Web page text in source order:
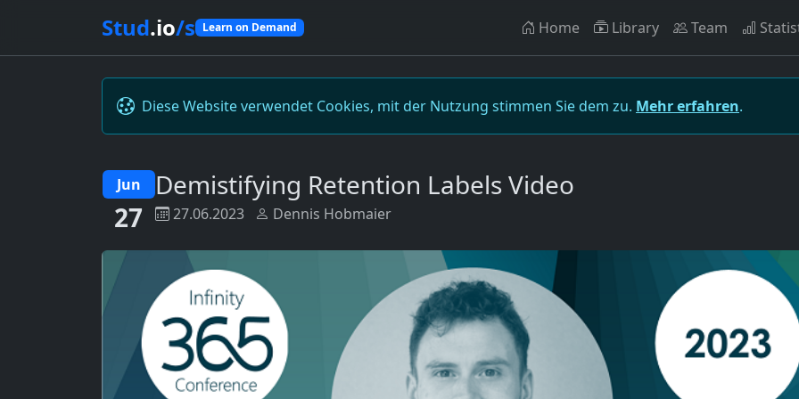
Stud.io/s Learn on Demand Home Library Team
Diese Website verwendet Cookies, mit der Nutzung stimmen Sie dem zu. Mehr erfahren.
Jun
27
Demistifying Retention Labels Video
27.06.2023 Dennis Hobmaier